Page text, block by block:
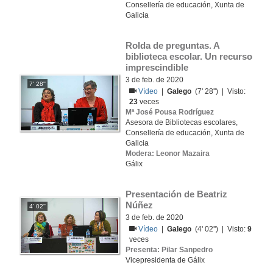
Consellería de educación, Xunta de
Galicia
7' 28''
Rolda de preguntas. A
biblioteca escolar. Un recurso
imprescindible
3 de feb. de 2020
Vídeo
|Galego (7' 28'') | Visto:
23 veces
Mª José Pousa Rodríguez
Asesora de Bibliotecas escolares,
Consellería de educación, Xunta de
Galicia
Modera: Leonor Mazaira
Gálix
4' 02''
Presentación de Beatriz
Núñez
3 de feb. de 2020
Vídeo
|Galego (4' 02'') | Visto:9
veces
Presenta: Pilar Sanpedro
Vicepresidenta de Gálix